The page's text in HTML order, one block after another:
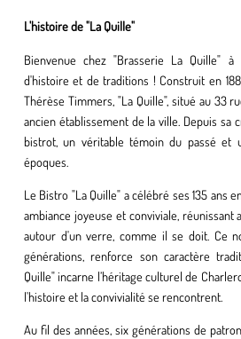
L'histoire de "La Quille"
Bienvenue chez "Brasserie La Quille"
d'histoire et de traditions ! Construit en
Thérèse Timmers, "La Quille", situé au 33
ancien établissement de la ville. Depuis sa
bistrot, un véritable témoin du passé et
époques.
Le Bistro "La Quille" a célébré ses 135 ans
ambiance joyeuse et conviviale, réunissant
autour d'un verre, comme il se doit. Ce
générations, renforce son caractère
Quille" incarne l’héritage culturel de
l'histoire et la convivialité se rencontrent.
Au fil des années, six générations de